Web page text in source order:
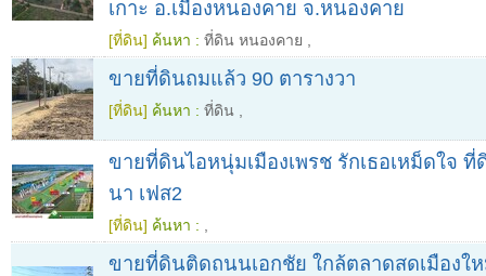
เกาะ อ.เมืองหนองคาย จ.หนองคาย
[ที่ดิน] ค้นหา : ที่ดิน หนองคาย
ขายที่ดินถมแล้ว 90 ตารางวา
[ที่ดิน] ค้นหา : ที่ดิน
ขายที่ดินไอหนุ่มเมืองเพรช รักเธอเหม็ดใจ
นา เฟส2
[ที่ดิน] ค้นหา :
ขายที่ดินติดถนนเอกชัย ใกล้ตลาดสดเมืองใ